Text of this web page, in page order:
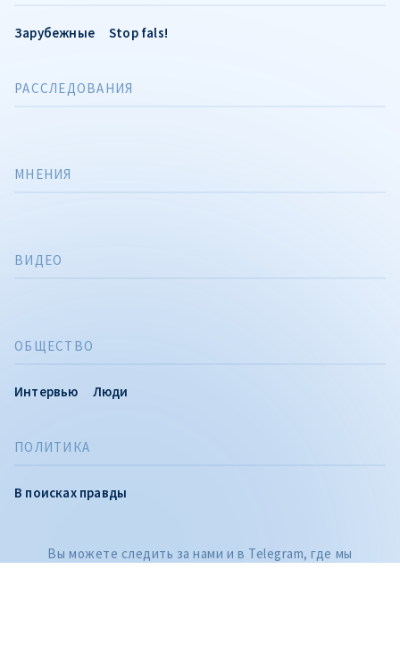
Зарубежные Stop fals!
ПОЛИТИКА
В поисках правды
РАССЛЕДОВАНИЯ
ОБЩЕСТВО
Интервью Люди
МНЕНИЯ
ВИДЕО
Вы можете следить за нами и в Telegram, где мы